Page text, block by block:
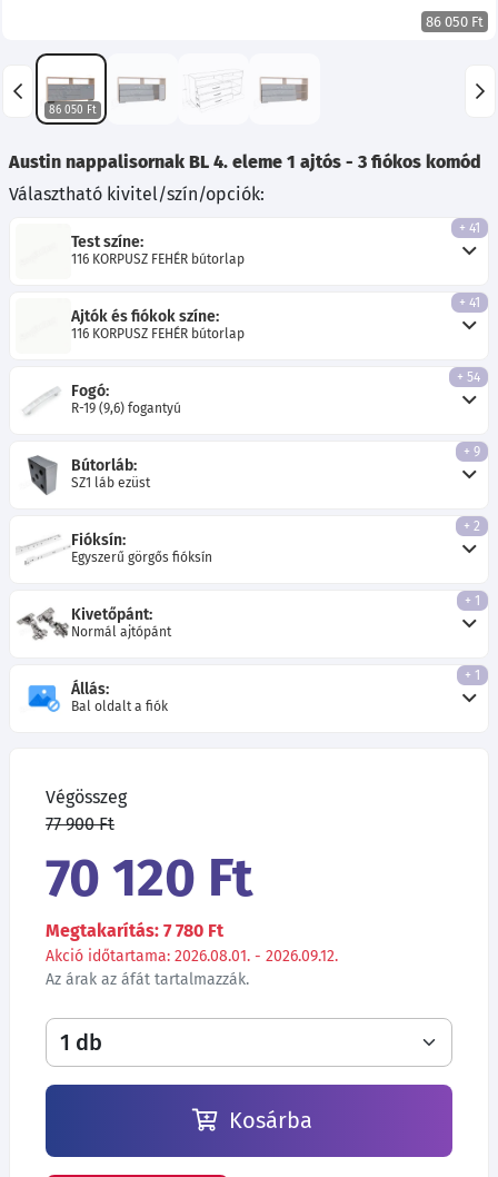
86 050 Ft
86 050 Ft
Austin nappalisornak BL 4. eleme 1 ajtós - 3 fiókos komód
Választható kivitel/szín/opciók:
Test színe:
116 KORPUSZ FEHÉR bútorlap
+ 41
Ajtók és fiókok színe:
116 KORPUSZ FEHÉR bútorlap
+ 41
Fogó:
R-19 (9,6) fogantyú
+ 54
Bútorláb:
SZ1 láb ezüst
+ 9
Fióksín:
Egyszerű görgős fióksín
+ 2
Kivetőpánt:
Normál ajtópánt
+ 1
Állás:
Bal oldalt a fiók
+ 1
Végösszeg
77 900 Ft
70 120 Ft
Megtakarítás: 7 780 Ft
Akció időtartama: 2026.08.01. - 2026.09.12.
Az árak az áfát tartalmazzák.
Kosárba